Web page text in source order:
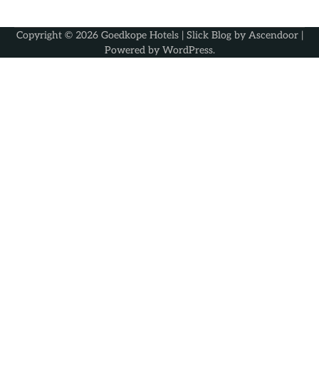
Copyright © 2026 Goedkope Hotels| Slick Blog by Ascendoor|
Powered by WordPress.